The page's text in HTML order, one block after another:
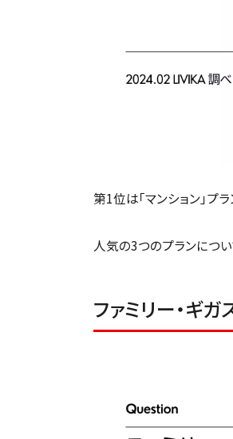
第1位は「マンション」プ
人気の3つのプランにつ
ファミリー・ギ